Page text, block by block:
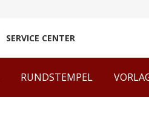
SERVICE CENTER
RUNDSTEMPEL